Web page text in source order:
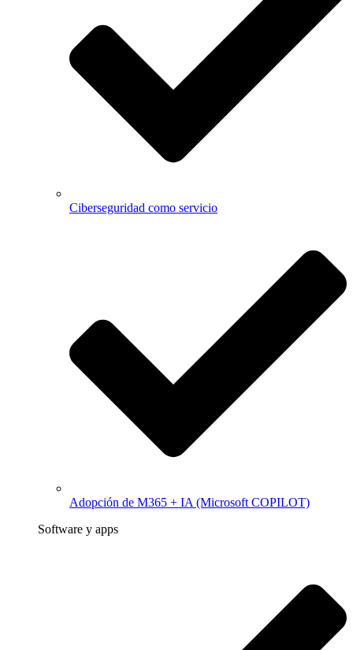
Ciberseguridad como servicio
Adopción de M365 + IA (Microsoft COPILOT)
Software y apps